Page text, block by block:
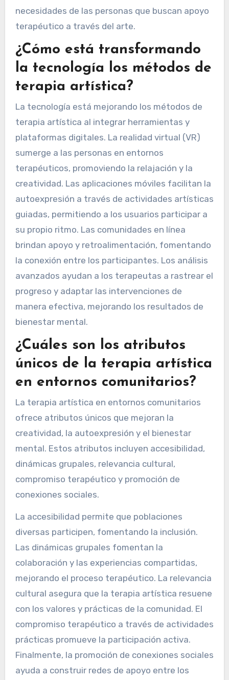
necesidades de las personas que buscan apoyo
terapéutico a través del arte.
¿Cómo está transformando
la tecnología los métodos de
terapia artística?
La tecnología está mejorando los métodos de
terapia artística al integrar herramientas y
plataformas digitales. La realidad virtual (VR)
sumerge a las personas en entornos
terapéuticos, promoviendo la relajación y la
creatividad. Las aplicaciones móviles facilitan la
autoexpresión a través de actividades artísticas
guiadas, permitiendo a los usuarios participar a
su propio ritmo. Las comunidades en línea
brindan apoyo y retroalimentación, fomentando
la conexión entre los participantes. Los análisis
avanzados ayudan a los terapeutas a rastrear el
progreso y adaptar las intervenciones de
manera efectiva, mejorando los resultados de
bienestar mental.
¿Cuáles son los atributos
únicos de la terapia artística
en entornos comunitarios?
La terapia artística en entornos comunitarios
ofrece atributos únicos que mejoran la
creatividad, la autoexpresión y el bienestar
mental. Estos atributos incluyen accesibilidad,
dinámicas grupales, relevancia cultural,
compromiso terapéutico y promoción de
conexiones sociales.
La accesibilidad permite que poblaciones
diversas participen, fomentando la inclusión.
Las dinámicas grupales fomentan la
colaboración y las experiencias compartidas,
mejorando el proceso terapéutico. La relevancia
cultural asegura que la terapia artística resuene
con los valores y prácticas de la comunidad. El
compromiso terapéutico a través de actividades
prácticas promueve la participación activa.
Finalmente, la promoción de conexiones sociales
ayuda a construir redes de apoyo entre los